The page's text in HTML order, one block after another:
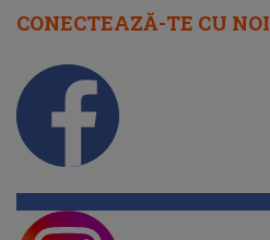
CONECTEAZĂ-TE CU NOI